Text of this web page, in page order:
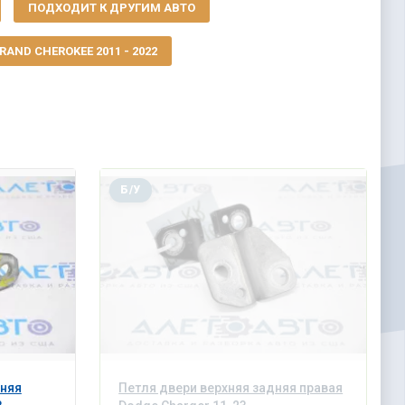
ПОДХОДИТ К ДРУГИМ АВТО
CHEROKEE 2011 - 2022
Петля двери верхняя задняя правая
Б/У